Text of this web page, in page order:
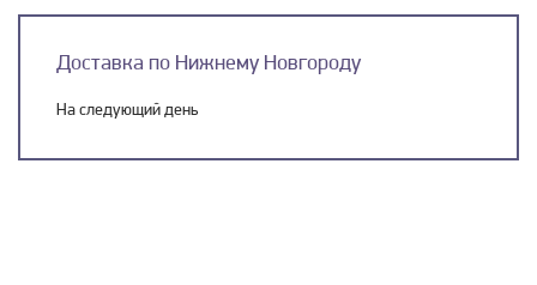
Доставка по Нижнему Новгороду
На следующий день